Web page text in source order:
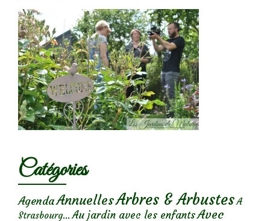
Catégories
AgendaAnnuellesArbres & Arbustes A
Strasbourg... Au jardin avec les enfantsAvec